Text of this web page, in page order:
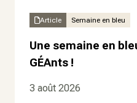
Article Semaine en bleu
Une semaine en
GÉAnts !
3 août 2026